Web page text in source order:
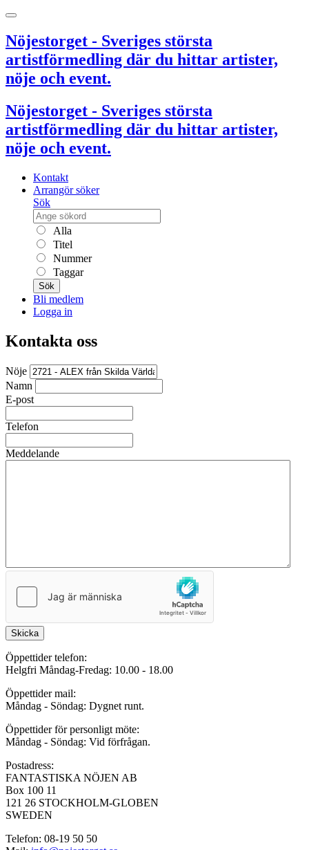
Nöjestorget - Sveriges största
artistförmedling där du hittar artister,
nöje och event.
Nöjestorget - Sveriges största
artistförmedling där du hittar artister,
nöje och event.
Kontakt
Arrangör söker
Sök
Alla
Titel
Nummer
Taggar
Sök
Bli medlem
Logga in
Kontakta oss
Nöje
Namn
E-post
Telefon
Meddelande
Skicka
Öppettider telefon:
Helgfri Måndag-Fredag: 10.00 - 18.00
Öppettider mail:
Måndag - Söndag: Dygnet runt.
Öppettider för personligt möte:
Måndag - Söndag: Vid förfrågan.
Postadress:
FANTASTISKA NÖJEN AB
Box 100 11
121 26 STOCKHOLM-GLOBEN
SWEDEN
Telefon: 08-19 50 50